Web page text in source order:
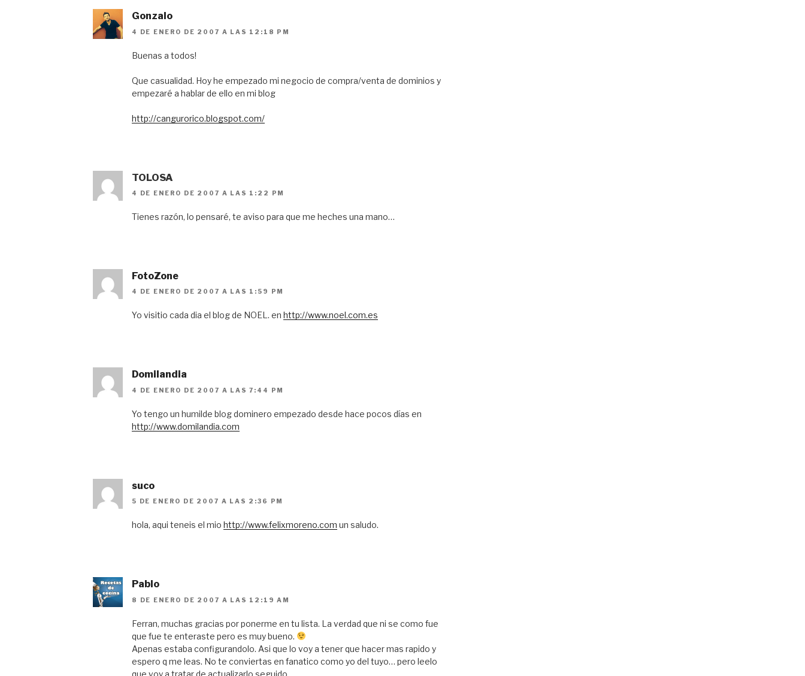
Gonzalo
4 DE ENERO DE 2007 A LAS 12:18 PM
Buenas a todos!
Que casualidad. Hoy he empezado mi negocio de compra/venta de dominios y
empezaré a hablar de ello en mi blog
http://cangurorico.blogspot.com/
TOLOSA
4 DE ENERO DE 2007 A LAS 1:22 PM
Tienes razón, lo pensaré, te aviso para que me heches una mano…
FotoZone
4 DE ENERO DE 2007 A LAS 1:59 PM
Yo visitio cada dia el blog de NOEL. en http://www.noel.com.es
Domilandia
4 DE ENERO DE 2007 A LAS 7:44 PM
Yo tengo un humilde blog dominero empezado desde hace pocos días en
http://www.domilandia.com
suco
5 DE ENERO DE 2007 A LAS 2:36 PM
hola, aqui teneis el mio http://www.felixmoreno.com un saludo.
Pablo
8 DE ENERO DE 2007 A LAS 12:19 AM
Ferran, muchas gracias por ponerme en tu lista. La verdad que ni se como fue
que fue te enteraste pero es muy bueno.
Apenas estaba configurandolo. Asi que lo voy a tener que hacer mas rapido y
espero q me leas. No te conviertas en fanatico como yo del tuyo… pero leelo
que voy a tratar de actualizarlo seguido.